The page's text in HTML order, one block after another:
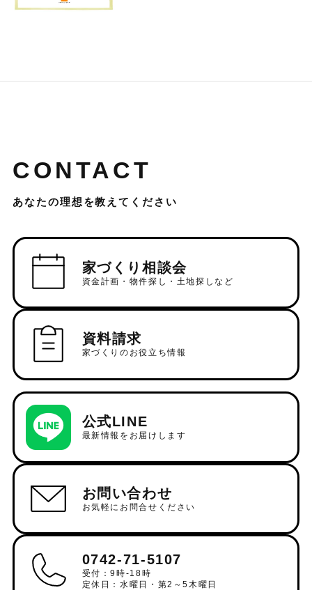
CONTACT
あなたの理想を教えてください
家づくり相談会
資金計画・物件探し・土地探しなど
資料請求
家づくりのお役立ち情報
公式LINE
最新情報をお届けします
お問い合わせ
お気軽にお問合せください
0742-71-5107
受付：9時-18時
定休日：水曜日・第2～5木曜日